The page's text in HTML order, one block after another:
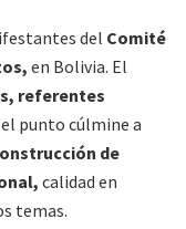
del Comité
en Bolivia. El
referentes
el punto cúlmine a
de
calidad en
temas.